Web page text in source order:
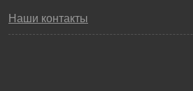
Наши контакты